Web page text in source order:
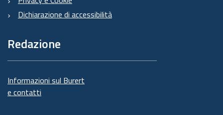
Dichiarazione di accessibilità
Redazione
Informazioni sul Burert
e contatti